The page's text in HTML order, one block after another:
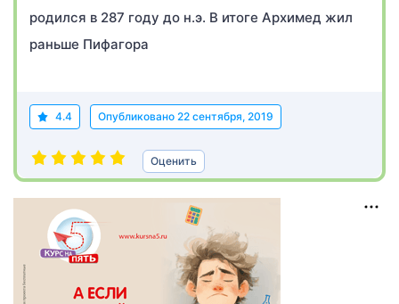
родился в 287 году до н.э. В итоге Архимед жил
раньше Пифагора
4.4 Опубликовано 22 сентября, 2019
Оценить